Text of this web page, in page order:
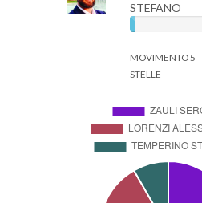
STEFANO
MOVIMENTO 5
STELLE